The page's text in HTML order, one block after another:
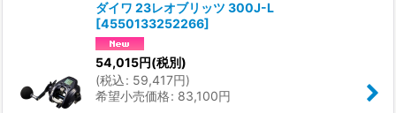
ダイワ 23レオブリッツ 300J-L
[4550133252266]
54,015円(税別)
(税込: 59,417円)
希望小売価格: 83,100円